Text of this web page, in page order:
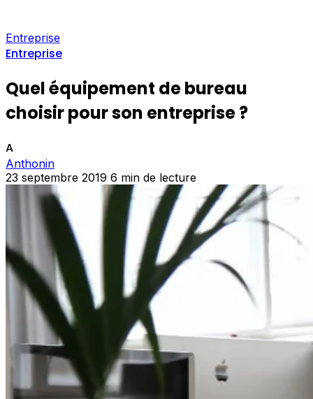
Entreprise
Entreprise
Quel équipement de bureau
choisir pour son entreprise ?
A
Anthonin
23 septembre 2019 6 min de lecture